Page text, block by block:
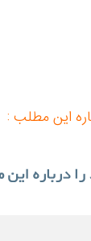
این مطلب :